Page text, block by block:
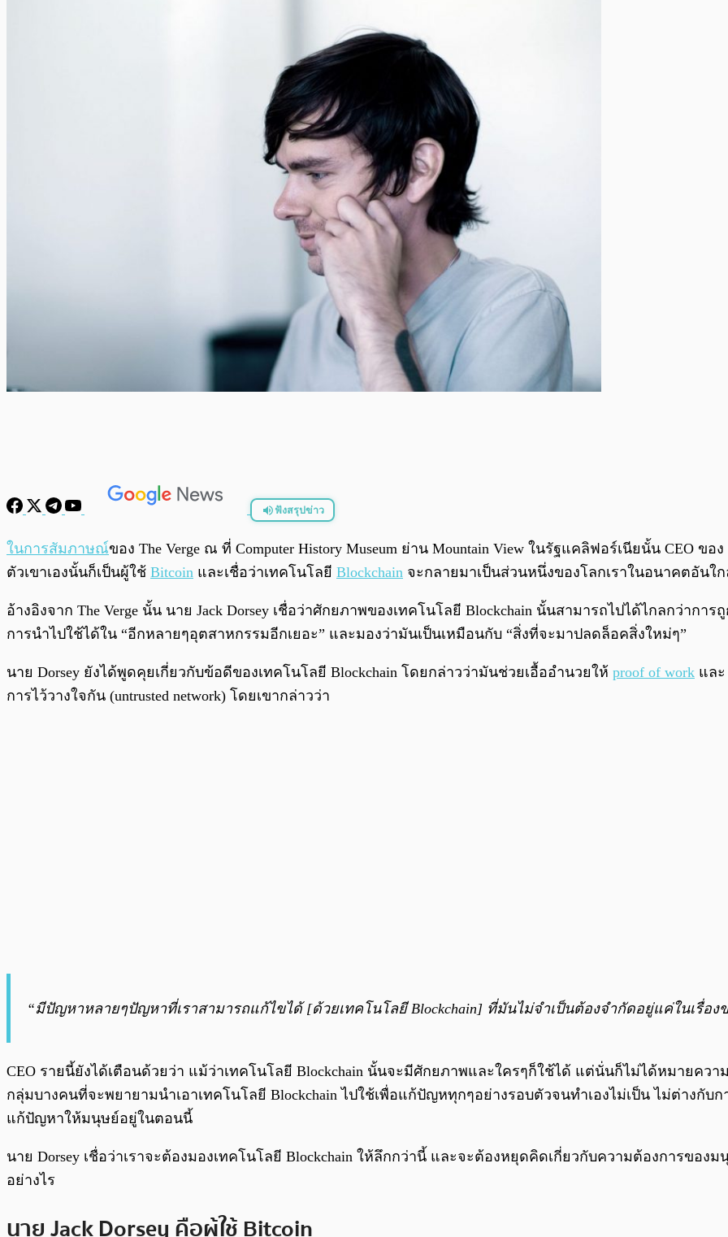
ฟังสรุปข่าว
พร้อมเล่น
ในการสัมภาษณ์ของ The Verge ณ ที่ Computer History Museum ย่าน Mountain View ในรัฐแคลิฟอร์เนียนั้น CEO ขอ
ตัวเขาเองนั้นก็เป็นผู้ใช้ Bitcoin และเชื่อว่าเทคโนโลยี Blockchain จะกลายมาเป็นส่วนหนึ่งของโลกเราในอนาคตอันใ
อ้างอิงจาก The Verge นั้น นาย Jack Dorsey เชื่อว่าศักยภาพของเทคโนโลยี Blockchain นั้นสามารถไปได้ไกลกว่า
การนำไปใช้ได้ใน “อีกหลายๆอุตสาหกรรมอีกเยอะ” และมองว่ามันเป็นเหมือนกับ “สิ่งที่จะมาปลดล็อคสิ่งใหม่ๆ”
นาย Dorsey ยังได้พูดคุยเกี่ยวกับข้อดีของเทคโนโลยี Blockchain โดยกล่าวว่ามันช่วยเอื้ออำนวยให้ proof of work แล
การไว้วางใจกัน (untrusted network) โดยเขากล่าวว่า
“มีปัญหาหลายๆปัญหาที่เราสามารถแก้ไขได้ [ด้วยเทคโนโลยี Blockchain] ที่มันไม่จำเป็นต้องจำกัดอยู่แค่ในเรื่อง
CEO รายนี้ยังได้เตือนด้วยว่า แม้ว่าเทคโนโลยี Blockchain นั้นจะมีศักยภาพและใครๆก็ใช้ได้ แต่นั่นก็ไม่ได้หมายคว
กลุ่มบางคนที่จะพยายามนำเอาเทคโนโลยี Blockchain ไปใช้เพื่อแก้ปัญหทุกๆอย่างรอบตัวจนทำเองไม่เป็น ไม่ต่างกับกา
แก้ปัญหาให้มนุษย์อยู่ในตอนนี้
นาย Dorsey เชื่อว่าเราจะต้องมองเทคโนโลยี Blockchain ให้ลึกกว่านี้ และจะต้องหยุดคิดเกี่ยวกับความต้องการขอ
อย่างไร
นาย Jack Dorsey คือผู้ใช้ Bitcoin